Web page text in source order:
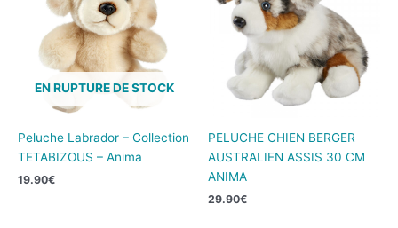
EN RUPTURE DE STOCK
Peluche Labrador – Collection
TETABIZOUS – Anima
19.90€
PELUCHE CHIEN BERGER
AUSTRALIEN ASSIS 30 CM
ANIMA
29.90€